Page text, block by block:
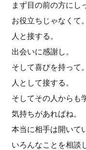
まず目の前の方にし
お役立ちじゃなくて。
人と接する。
出会いに感謝し。
そして喜びを持って。
人として接する。
そしてその人からも
気持ちがあればね。
本当に相手は開いて
いろんなことを相談